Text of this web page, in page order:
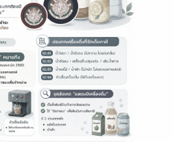
เล็ก
คุณภาพ
มาตรฐาน
เล่น
สนุก
ได้
ทุก
โอกาส